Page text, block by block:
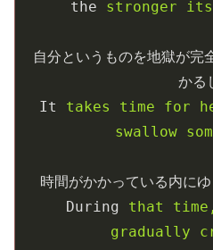
the
stronger its
自分というものを地獄が完
かる
It
takes time for
swallow
時間がかかっている内に
During
that
gradually